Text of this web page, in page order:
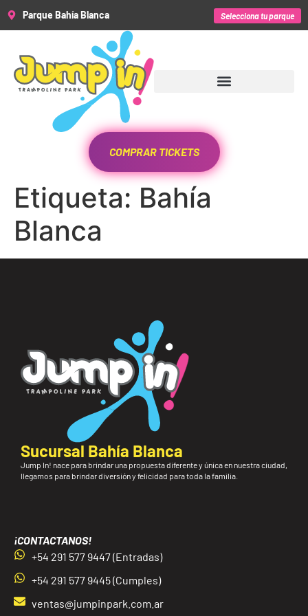
Parque Bahía Blanca Selecciona tu parque
COMPRAR TICKETS
Etiqueta: Bahía
Blanca
Sucursal Bahía Blanca
Jump In! nace para brindar una propuesta diferente y única en nuestra ciudad,
llegamos para brindar diversión y felicidad para toda la familia.
¡CONTACTANOS!
+54 291 577 9447 (Entradas)
+54 291 577 9445 (Cumples)
ventas@jumpinpark.com.ar